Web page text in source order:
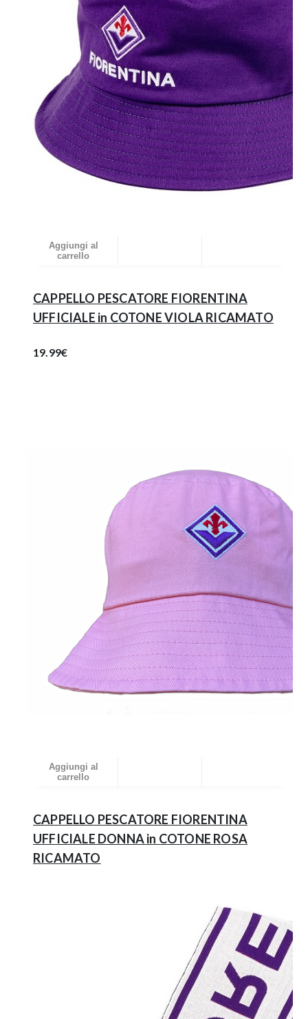
CAPPELLO PESCATORE FIORENTINA
UFFICIALE in COTONE VIOLA RICAMATO
19.99€
Aggiungi al
carrello
CAPPELLO PESCATORE FIORENTINA
UFFICIALE DONNA in COTONE ROSA
RICAMATO
Aggiungi al
carrello